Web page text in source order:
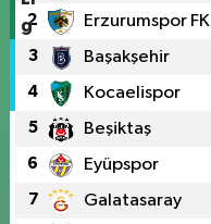
2 Erzurumspor FK
3 Başakşehir
4 Kocaelispor
5 Beşiktaş
6 Eyüpspor
7 Galatasaray